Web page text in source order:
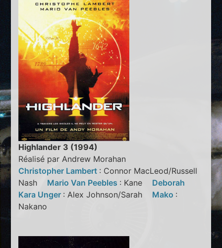
Highlander 3 (1994)
Réalisé par Andrew Morahan
Christopher Lambert : Connor MacLeod/Russell
Nash Mario Van Peebles : Kane Deborah
Kara Unger : Alex Johnson/Sarah Mako :
Nakano